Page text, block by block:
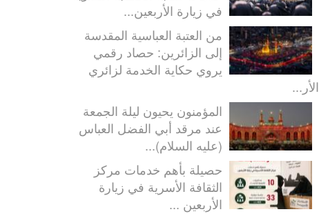
في زيارة الأربعين...
من العتبة العباسية المقدسة
إلى الزائرين: حصاد رقمي
يروي حكاية الخدمة لزائري
الأر...
المؤمنون يحيون ليلة الجمعة
عند مرقد أبي الفضل العباس
(عليه السلام)...
حصيلة بأهم خدمات مركز
الثقافة الأسرية في زيارة
الأربعين ...